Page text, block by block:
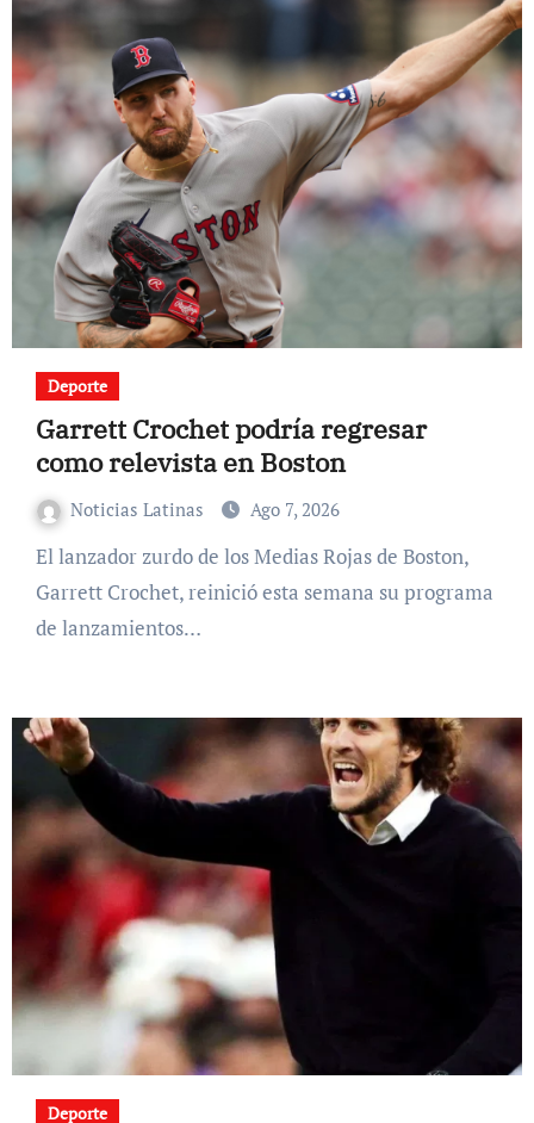
Deporte
Garrett Crochet podría regresar
como relevista en Boston
Noticias Latinas Ago 7, 2026
El lanzador zurdo de los Medias Rojas de Boston,
Garrett Crochet, reinició esta semana su programa
de lanzamientos…
Deporte